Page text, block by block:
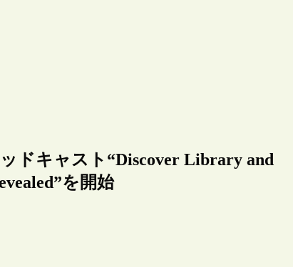
ドキャスト“Discover Library and
を開始